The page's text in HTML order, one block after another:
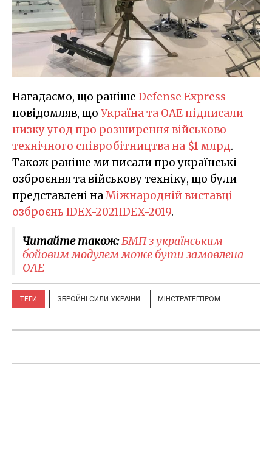
Нагадаємо, що раніше Defense Express
повідомляв, що Україна та ОАЕ підписали
низку угод про розширення військово-
технічного співробітництва на $1 млрд.
Також раніше ми писали про українські
озброєння та військову техніку, що були
представлені наМіжнародній виставці
озброєнь IDEX-2021IDEX-2019.
Читайте також:БМП з українським
бойовим модулем може бути замовлена
ОАЕ
ТЕГИ ЗБРОЙНІ СИЛИ УКРАЇНИ МІНСТРАТЕГПРОМ